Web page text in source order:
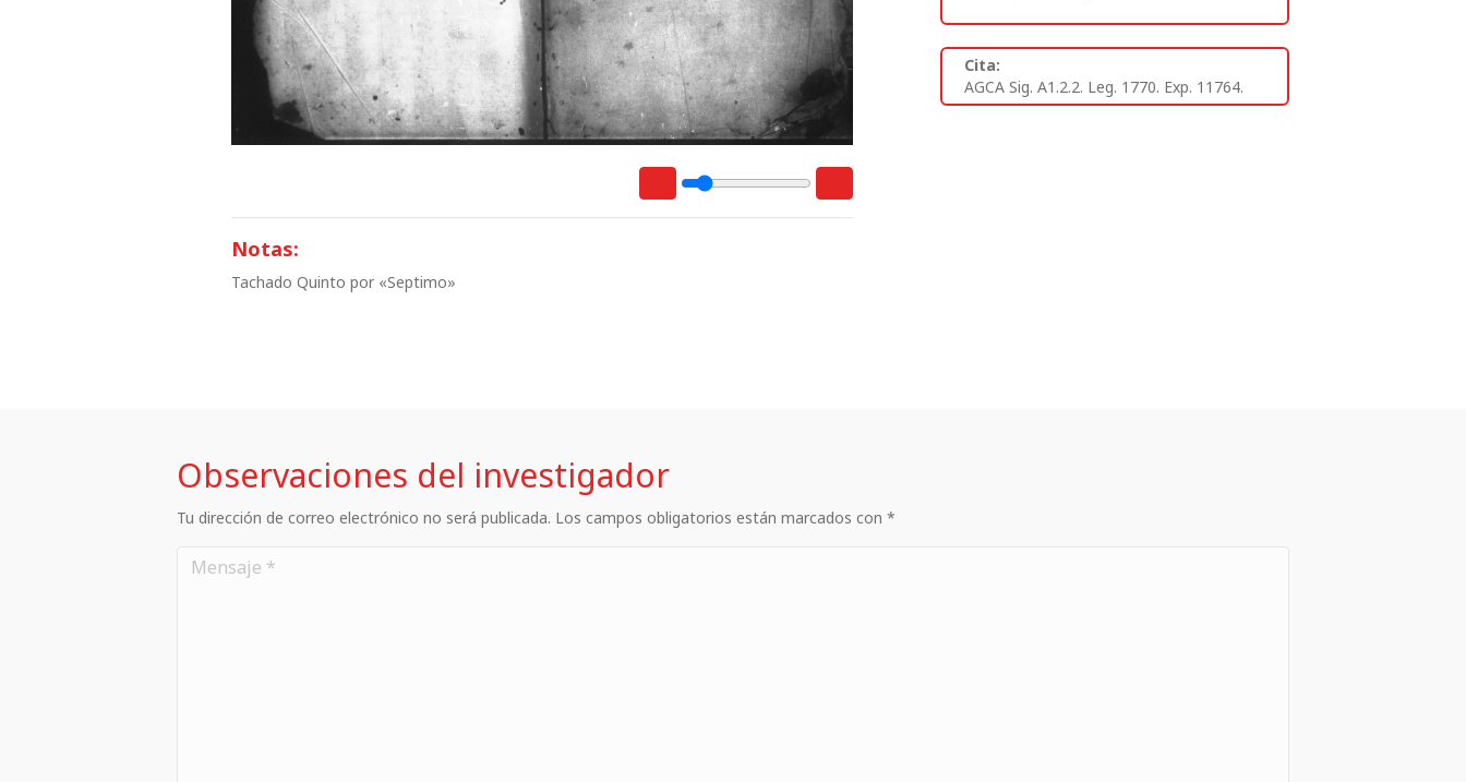
Notas:
Tachado Quinto por «Septimo»
Cita:
AGCA Sig. A1.2.2. Leg. 1770. Exp. 11764.
Observaciones del investigador
Tu dirección de correo electrónico no será publicada. Los campos obligatorios están marcados con *